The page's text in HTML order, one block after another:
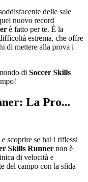
delle sale
nuovo record
è fatto per te. È la
estrema, che offre
di mettere alla prova i
di Soccer Skills
La Pro...
scoprire se hai i riflessi
Skills Runner non è
di velocità e
del campo con la sfida